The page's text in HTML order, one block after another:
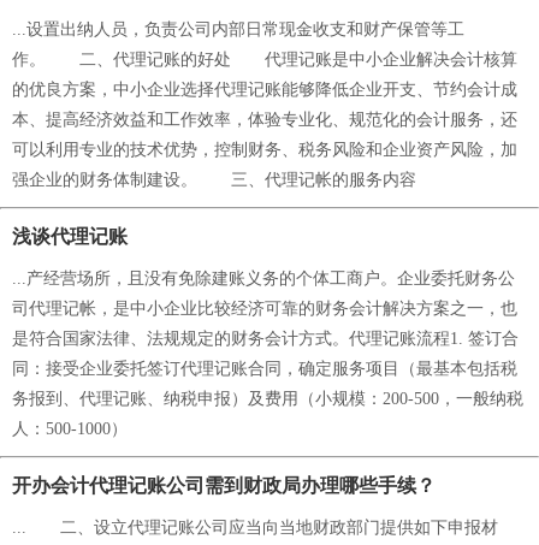
...设置出纳人员，负责公司内部日常现金收支和财产保管等工
作。 二、代理记账的好处 代理记账是中小企业解决会计核算
的优良方案，中小企业选择代理记账能够降低企业开支、节约会计成
本、提高经济效益和工作效率，体验专业化、规范化的会计服务，还
可以利用专业的技术优势，控制财务、税务风险和企业资产风险，加
强企业的财务体制建设。 三、代理记帐的服务内容
浅谈代理记账
...产经营场所，且没有免除建账义务的个体工商户。企业委托财务公
司代理记帐，是中小企业比较经济可靠的财务会计解决方案之一，也
是符合国家法律、法规规定的财务会计方式。代理记账流程1. 签订合
同：接受企业委托签订代理记账合同，确定服务项目（最基本包括税
务报到、代理记账、纳税申报）及费用（小规模：200-500，一般纳税
人：500-1000）
开办会计代理记账公司需到财政局办理哪些手续？
... 二、设立代理记账公司应当向当地财政部门提供如下申报材